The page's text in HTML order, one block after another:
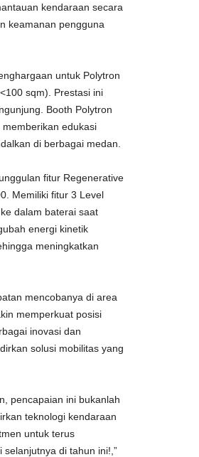
kendaraan secara
keamanan pengguna
untuk Polytron
sqm). Prestasi ini
Booth Polytron
edukasi
di berbagai medan.
fitur Regenerative
Memiliki fitur 3 Level
dalam baterai saat
energi kinetik
meningkatkan
mencobanya di area
memperkuat posisi
inovasi dan
solusi mobilitas yang
pencapaian ini bukanlah
teknologi kendaraan
untuk terus
di tahun ini!,”